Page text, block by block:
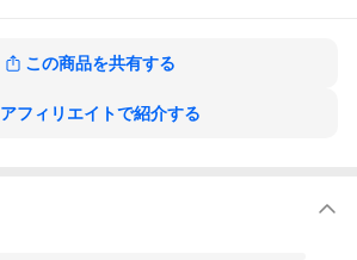
この商品を共有する
アフィリエイトで紹介する